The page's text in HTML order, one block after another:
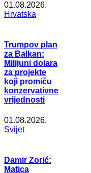
01.08.2026.
Hrvatska
Trumpov plan
za Balkan:
Milijuni dolara
za projekte
koji promiču
konzervativne
vrijednosti
01.08.2026.
Svijet
Damir Zorić:
Matica